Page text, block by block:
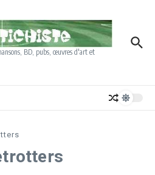
BD, pubs, œuvres d'art et